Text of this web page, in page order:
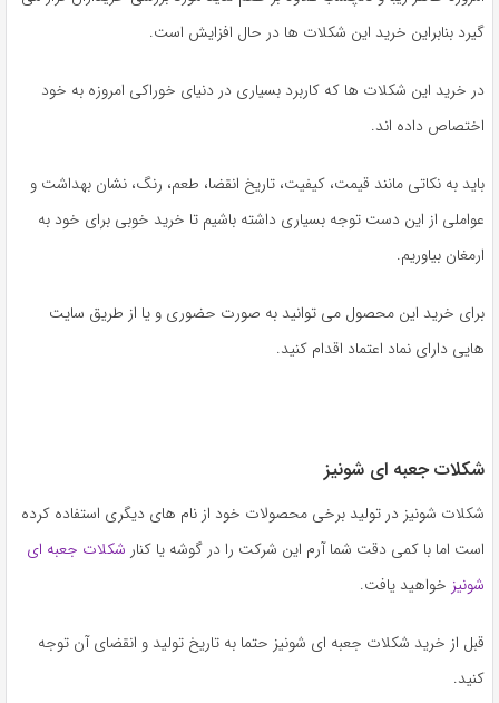
گیرد بنابراین خرید این شکلات ها در حال افزایش است.
در خرید این شکلات ها که کاربرد بسیاری در دنیای خوراکی امروزه به خود
اختصاص داده اند.
باید به نکاتی مانند قیمت، کیفیت، تاریخ انقضا، طعم، رنگ، نشان بهداشت و
عواملی از این دست توجه بسیاری داشته باشیم تا خرید خوبی برای خود به
ارمغان بیاوریم.
برای خرید این محصول می توانید به صورت حضوری و یا از طریق سایت
هایی دارای نماد اعتماد اقدام کنید.
شکلات جعبه ای شونیز
شکلات شونیز در تولید برخی محصولات خود از نام های دیگری استفاده کرده
است اما با کمی دقت شما آرم این شرکت را در گوشه یا کنار شکلات جعبه ای
شونیز خواهید یافت.
قبل از خرید شکلات جعبه ای شونیز حتما به تاریخ تولید و انقضای آن توجه
کنید.